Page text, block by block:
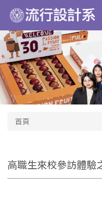
到
主
要
內
容
區
首頁
高職生來校參訪體驗